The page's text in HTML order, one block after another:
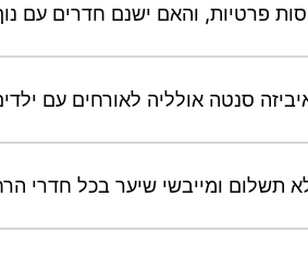
פרטיות, והאם ישנם חדרים עם
סנטה אולליה לאורחים עם
תשלום ומייבשי שיער בכל חדרי